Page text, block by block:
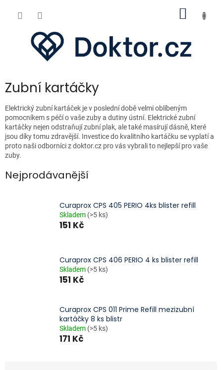
Zubní kartáčky
Elektrický zubní kartáček je v poslední době velmi oblíbeným
pomocníkem s péčí o vaše zuby a dutiny ústní. Elektrické zubní
kartáčky nejen odstraňují zubní plak, ale také masírují dásně, které
jsou díky tomu zdravější. Investice do kvalitního kartáčku se vyplatí a
proto naši odborníci z doktor.cz pro vás vybrali to nejlepší pro vaše
zuby.
Nejprodávanější
Curaprox CPS 405 PERIO 4ks blister refill
Skladem (>5 ks)
151 Kč
Curaprox CPS 406 PERIO 4 ks blister refill
Skladem (>5 ks)
151 Kč
Curaprox CPS 011 Prime Refill mezizubní
kartáčky 8 ks blistr
Skladem (>5 ks)
171 Kč